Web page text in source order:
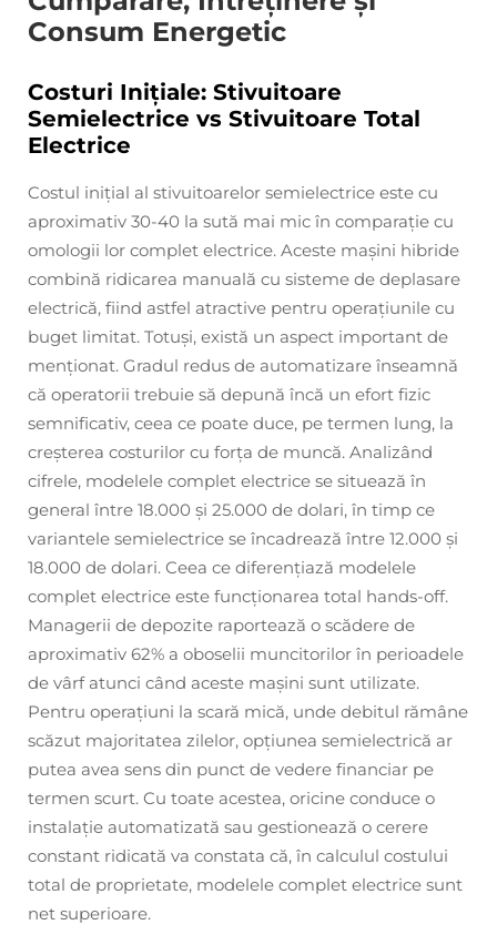
Consum Energetic
Costuri Inițiale: Stivuitoare
Semielectrice vs Stivuitoare Total
Electrice
Costul inițial al stivuitoarelor semielectrice este cu
aproximativ 30-40 la sută mai mic în comparație cu
omologii lor complet electrice. Aceste mașini hibride
combină ridicarea manuală cu sisteme de deplasare
electrică, fiind astfel atractive pentru operațiunile cu
buget limitat. Totuși, există un aspect important de
menționat. Gradul redus de automatizare înseamnă
că operatorii trebuie să depună încă un efort fizic
semnificativ, ceea ce poate duce, pe termen lung, la
creșterea costurilor cu forța de muncă. Analizând
cifrele, modelele complet electrice se situează în
general între 18.000 și 25.000 de dolari, în timp ce
variantele semielectrice se încadrează între 12.000 și
18.000 de dolari. Ceea ce diferențiază modelele
complet electrice este funcționarea total hands-off.
Managerii de depozite raportează o scădere de
aproximativ 62% a oboselii muncitorilor în perioadele
de vârf atunci când aceste mașini sunt utilizate.
Pentru operațiuni la scară mică, unde debitul rămâne
scăzut majoritatea zilelor, opțiunea semielectrică ar
putea avea sens din punct de vedere financiar pe
termen scurt. Cu toate acestea, oricine conduce o
instalație automatizată sau gestionează o cerere
constant ridicată va constata că, în calculul costului
total de proprietate, modelele complet electrice sunt
net superioare.